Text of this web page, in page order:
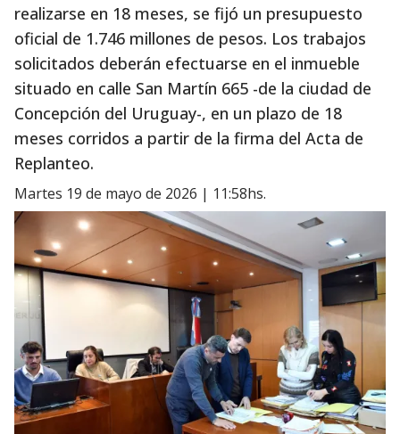
realizarse en 18 meses, se fijó un presupuesto
oficial de 1.746 millones de pesos. Los trabajos
solicitados deberán efectuarse en el inmueble
situado en calle San Martín 665 -de la ciudad de
Concepción del Uruguay-, en un plazo de 18
meses corridos a partir de la firma del Acta de
Replanteo.
martes 19 de mayo de 2026 | 11:58hs.